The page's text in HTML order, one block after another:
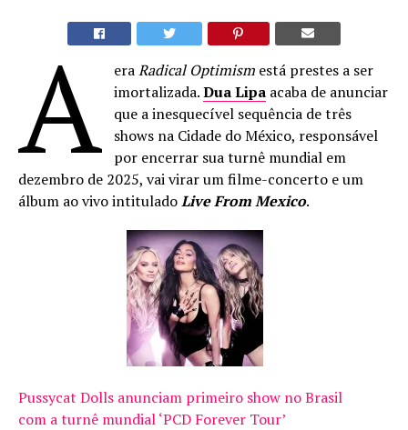
A eraRadical Optimism está prestes a ser
imortalizada.Dua Lipa acaba de anunciar
que a inesquecível sequência de três
shows na Cidade do México, responsável
por encerrar sua turnê mundial em
dezembro de 2025, vai virar um filme-concerto e um
álbum ao vivo intituladoLive From Mexico.
Pussycat Dolls anunciam primeiro show no Brasil
com a turnê mundial ‘PCD Forever Tour’